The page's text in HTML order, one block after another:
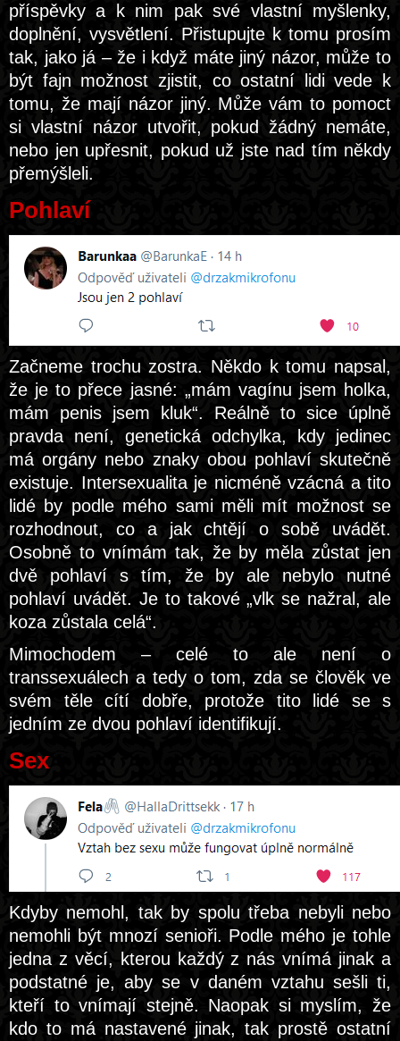
příspěvky a k nim pak své vlastní myšlenky,
doplnění, vysvětlení. Přistupujte k tomu prosím
tak, jako já – že i když máte jiný názor, může to
být fajn možnost zjistit, co ostatní lidi vede k
tomu, že mají názor jiný. Může vám to pomoct
si vlastní názor utvořit, pokud žádný nemáte,
nebo jen upřesnit, pokud už jste nad tím někdy
přemýšleli.
Pohlaví
Začneme trochu zostra. Někdo k tomu napsal,
že je to přece jasné: „mám vagínu jsem holka,
mám penis jsem kluk“. Reálně to sice úplně
pravda není, genetická odchylka, kdy jedinec
má orgány nebo znaky obou pohlaví skutečně
existuje. Intersexualita je nicméně vzácná a tito
lidé by podle mého sami měli mít možnost se
rozhodnout, co a jak chtějí o sobě uvádět.
Osobně to vnímám tak, že by měla zůstat jen
dvě pohlaví s tím, že by ale nebylo nutné
pohlaví uvádět. Je to takové „vlk se nažral, ale
koza zůstala celá“.
Mimochodem – celé to ale není o
transsexuálech a tedy o tom, zda se člověk ve
svém těle cítí dobře, protože tito lidé se s
jedním ze dvou pohlaví identifikují.
Sex
Kdyby nemohl, tak by spolu třeba nebyli nebo
nemohli být mnozí senioři. Podle mého je tohle
jedna z věcí, kterou každý z nás vnímá jinak a
podstatné je, aby se v daném vztahu sešli ti,
kteří to vnímají stejně. Naopak si myslím, že
kdo to má nastavené jinak, tak prostě ostatní